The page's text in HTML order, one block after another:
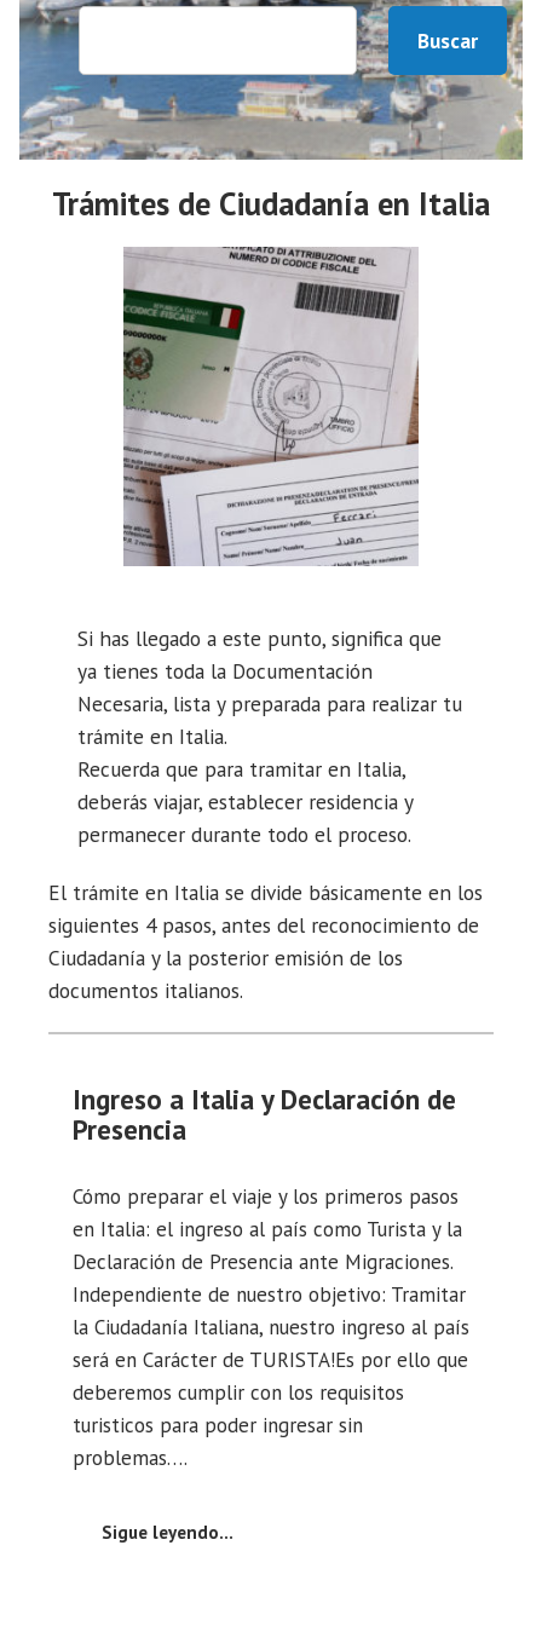
Buscar
Trámites de Ciudadanía en Italia
Si has llegado a este punto, significa que
ya tienes toda la Documentación
Necesaria, lista y preparada para realizar tu
trámite en Italia.
Recuerda que para tramitar en Italia,
deberás viajar, establecer residencia y
permanecer durante todo el proceso.
El trámite en Italia se divide básicamente en los
siguientes 4 pasos, antes del reconocimiento de
Ciudadanía y la posterior emisión de los
documentos italianos.
Ingreso a Italia y Declaración de
Presencia
Cómo preparar el viaje y los primeros pasos
en Italia: el ingreso al país como Turista y la
Declaración de Presencia ante Migraciones.
Independiente de nuestro objetivo: Tramitar
la Ciudadanía Italiana, nuestro ingreso al país
será en Carácter de TURISTA!Es por ello que
deberemos cumplir con los requisitos
turisticos para poder ingresar sin
problemas….
Sigue leyendo…